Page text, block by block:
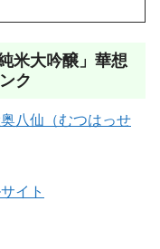
米大吟醸」華想
ク
奥八仙（むつはっせ
イト